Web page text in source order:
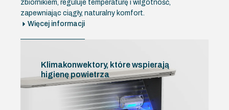
zbiornikiem, reguluje temperaturę i wilgotność,
zapewniając ciągły, naturalny komfort.
Więcej informacji
Klimakonwektory, które wspierają
higienę powietrza